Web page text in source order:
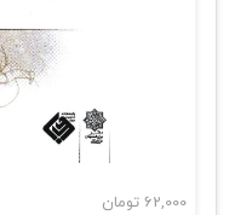
62,000 تومان